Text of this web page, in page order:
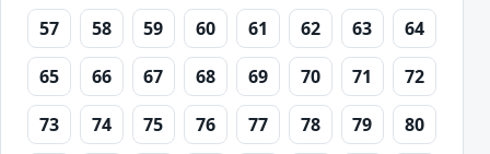
57
58 59 60 61 62 63
64
65
66 67 68 69 70 71
72
73
74 75 76 77 78 79
80